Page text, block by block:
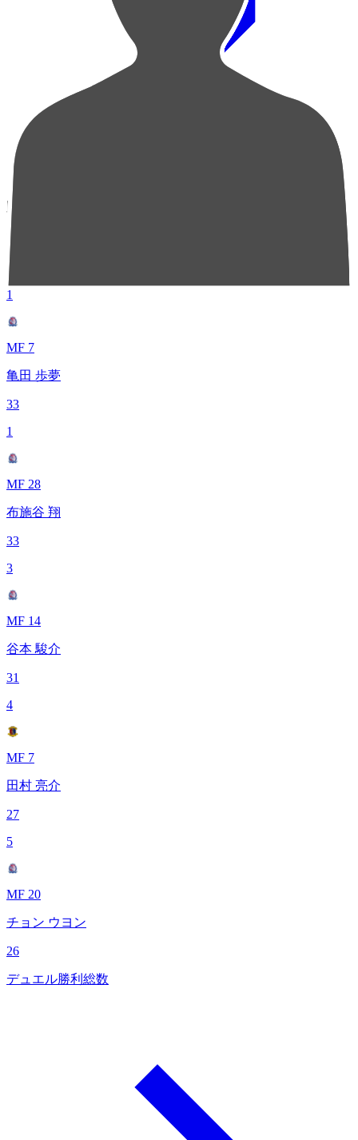
順位
選手名
成績
1
MF 7
亀田 歩夢
33
1
MF 28
布施谷 翔
33
3
MF 14
谷本 駿介
31
4
MF 7
田村 亮介
27
5
MF 20
チョン ウヨン
26
デュエル勝利総数